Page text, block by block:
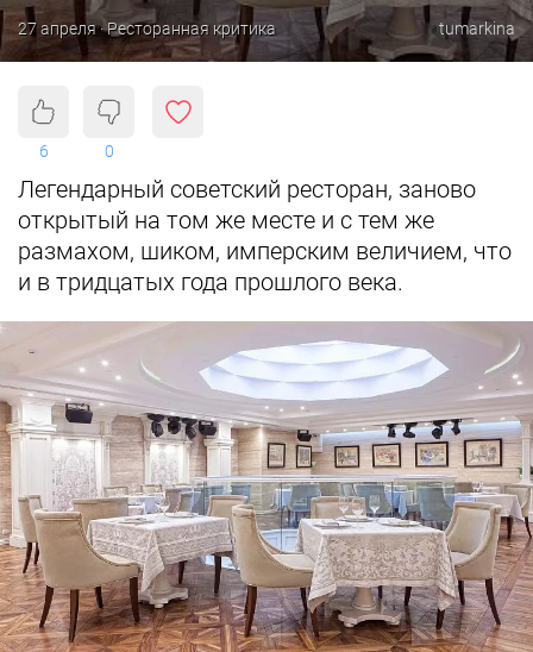
27 апреля · Ресторанная критика tumarkina
6 0
Легендарный советский ресторан, заново
открытый на том же месте и с тем же
размахом, шиком, имперским величием, что
и в тридцатых года прошлого века.